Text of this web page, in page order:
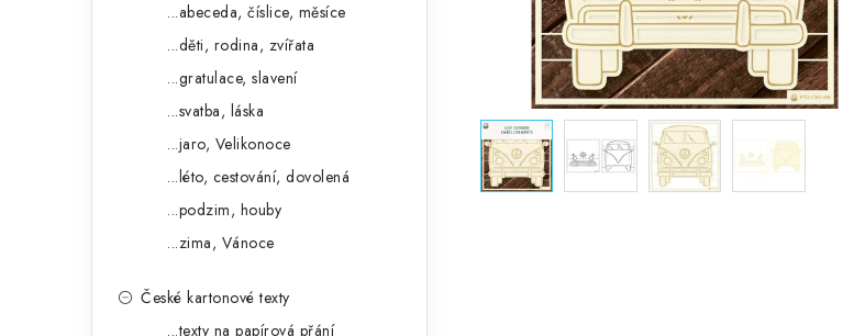
...abeceda, číslice, měsíce
...děti, rodina, zvířata
...gratulace, slavení
...svatba, láska
...jaro, Velikonoce
...léto, cestování, dovolená
...podzim, houby
...zima, Vánoce
České kartonové texty
...texty na papírová přání